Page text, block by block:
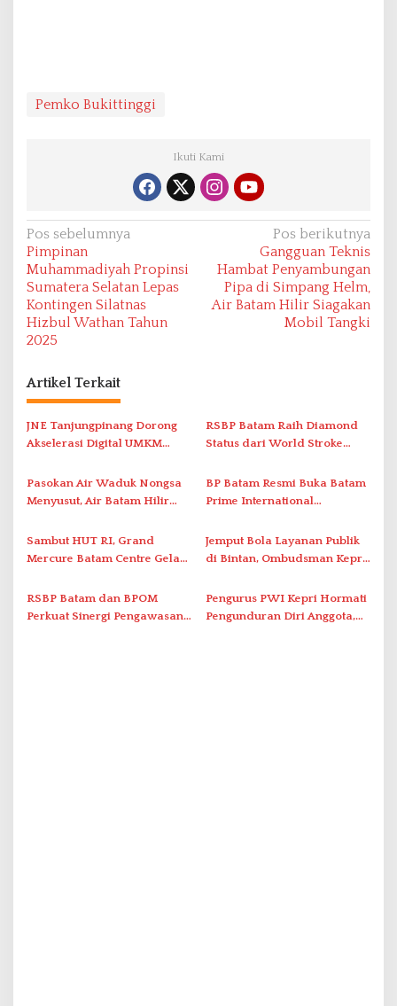
Pemko Bukittinggi
Ikuti Kami
N
a
v
i
g
s
i
p
s
Pos sebelumnya
Pimpinan
Muhammadiyah Propinsi
Sumatera Selatan Lepas
Kontingen Silatnas
Hizbul Wathan Tahun
2025
Pos berikutnya
Gangguan Teknis
Hambat Penyambungan
Pipa di Simpang Helm,
Air Batam Hilir Siagakan
Mobil Tangki
Artikel Terkait
JNE Tanjungpinang Dorong
Akselerasi Digital UMKM
2026
RSBP Batam Raih Diamond
Status dari World Stroke
Penanganan Stroke
Berstandar Internasional
Pasokan Air Waduk Nongsa
Menyusut, Air Batam Hilir
Antar-IPAM
BP Batam Resmi Buka Batam
Prime International
2026 di Stadion Temenggung
Abdul Jamal
Sambut HUT RI, Grand
Mercure Batam Centre Gelar
Nusantara’
Jemput Bola Layanan Publik
di Bintan, Ombudsman Kepri
Solar Nelayan
RSBP Batam dan BPOM
Perkuat Sinergi Pengawasan
Pengurus PWI Kepri Hormati
Pengunduran Diri Anggota,